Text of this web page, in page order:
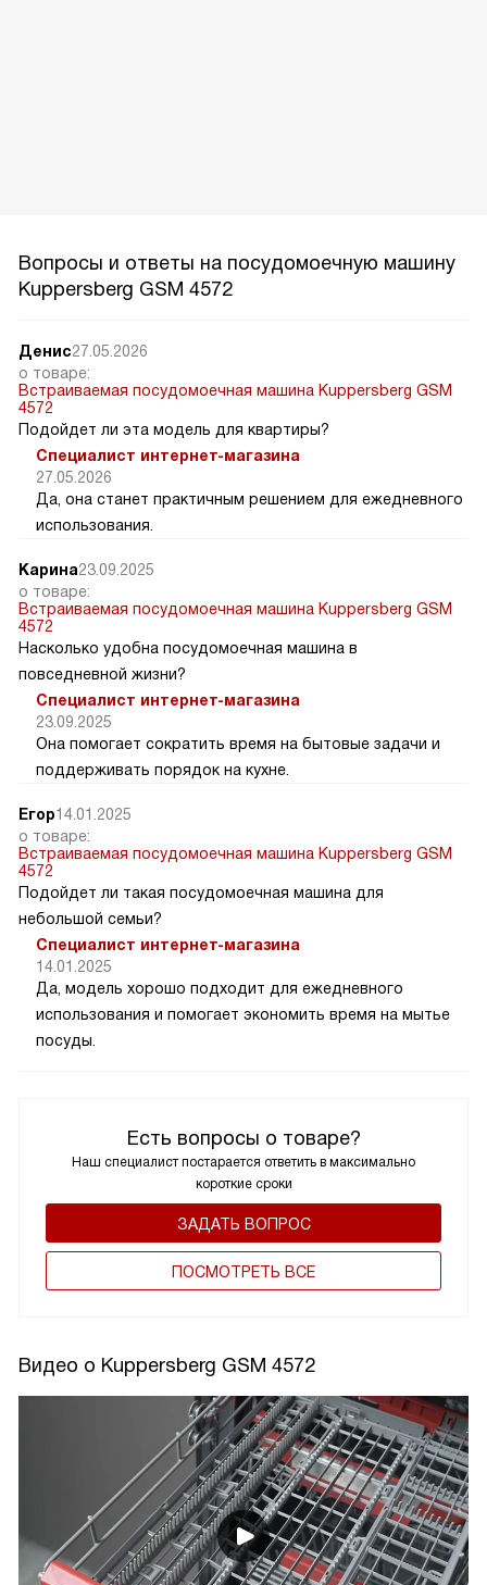
Вопросы и ответы на посудомоечную машину
Kuppersberg GSM 4572
Есть вопросы о товаре?
Наш специалист постарается ответить в максимально
короткие сроки
ЗАДАТЬ ВОПРОС
ПОCМОТРЕТЬ ВСЕ
Денис27.05.2026
о товаре:
Встраиваемая посудомоечная машина Kuppersberg GSM
4572
Подойдет ли эта модель для квартиры?
Специалист интернет-магазина
27.05.2026
Да, она станет практичным решением для ежедневного
использования.
Карина23.09.2025
о товаре:
Встраиваемая посудомоечная машина Kuppersberg GSM
4572
Насколько удобна посудомоечная машина в
повседневной жизни?
Специалист интернет-магазина
23.09.2025
Она помогает сократить время на бытовые задачи и
поддерживать порядок на кухне.
Егор14.01.2025
о товаре:
Встраиваемая посудомоечная машина Kuppersberg GSM
4572
Подойдет ли такая посудомоечная машина для
небольшой семьи?
Специалист интернет-магазина
14.01.2025
Да, модель хорошо подходит для ежедневного
использования и помогает экономить время на мытье
посуды.
Видео о Kuppersberg GSM 4572